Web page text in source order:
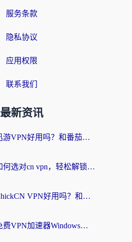
服务条款
隐私协议
应用权限
联系我们
最新资讯
海外党必看：迅游VPN好用吗？和番茄加速器VPN对比哪个回国效果更好？
海外党必看：如何选对cn vpn，轻松解锁国内影音游戏？
海外党必看：ChickCN VPN好用吗？和星河VPN对比哪个回国效果更好？附真实体验+避坑指南
海外党必看：免费VPN加速器Windows版怎么选？附真实测评与无缝访问国内资源指南